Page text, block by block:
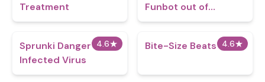
Treatment
Funbot out of
Control
4.6★
Sprunki Danger
Infected Virus
4.6★
Bite-Size Beats